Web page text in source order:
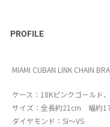
PROFILE
MIAMI CUBAN LINK CHAIN
ケース：18Kピンクゴールド
サイズ：全長約21cm 幅約
ダイヤモンド：SI～VS